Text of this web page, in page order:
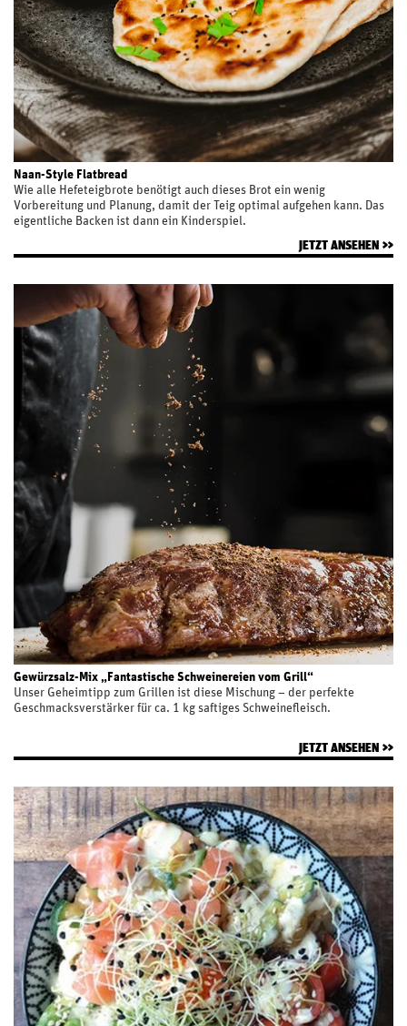
Naan-Style Flatbread
Wie alle Hefeteigbrote benötigt auch dieses Brot ein wenig
Vorbereitung und Planung, damit der Teig optimal aufgehen kann. Das
eigentliche Backen ist dann ein Kinderspiel.
JETZT ANSEHEN
Gewürzsalz-Mix „Fantastische Schweinereien vom Grill“
Unser Geheimtipp zum Grillen ist diese Mischung – der perfekte
Geschmacksverstärker für ca. 1 kg saftiges Schweinefleisch.
JETZT ANSEHEN